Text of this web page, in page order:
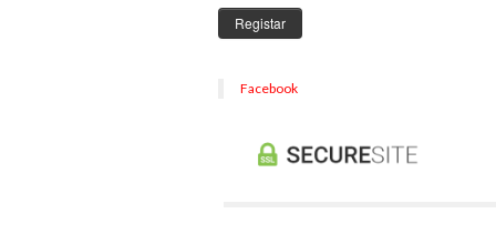
Registar
Facebook